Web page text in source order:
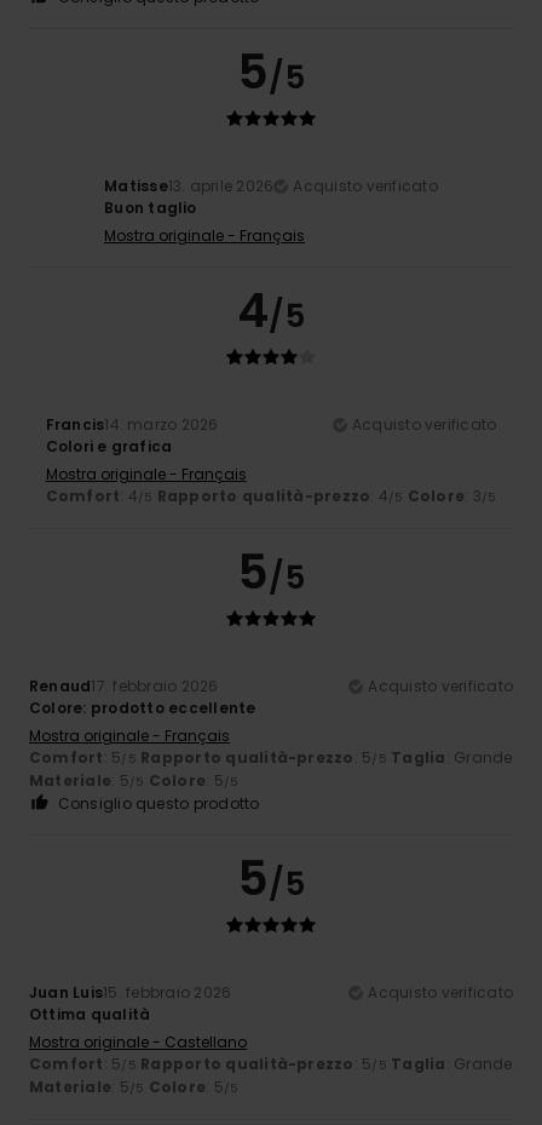
5/5
Matisse13. aprile 2026
Acquisto verificato
Buon taglio
Mostra originale - Français
4/5
Francis14. marzo 2026
Acquisto verificato
Colori e grafica
Mostra originale - Français
Comfort: 4 /5 Rapporto qualità-prezzo: 4 /5 Colore: 3 /5
5/5
Renaud17. febbraio 2026
Acquisto verificato
Colore: prodotto eccellente
Mostra originale - Français
Comfort: 5 /5 Rapporto qualità-prezzo: 5 /5 Taglia: Grande
Materiale: 5 /5 Colore: 5 /5
Consiglio questo prodotto
5/5
Juan Luis15. febbraio 2026
Acquisto verificato
Ottima qualità
Mostra originale - Castellano
Comfort: 5 /5 Rapporto qualità-prezzo: 5 /5 Taglia: Grande
Materiale: 5 /5 Colore: 5 /5